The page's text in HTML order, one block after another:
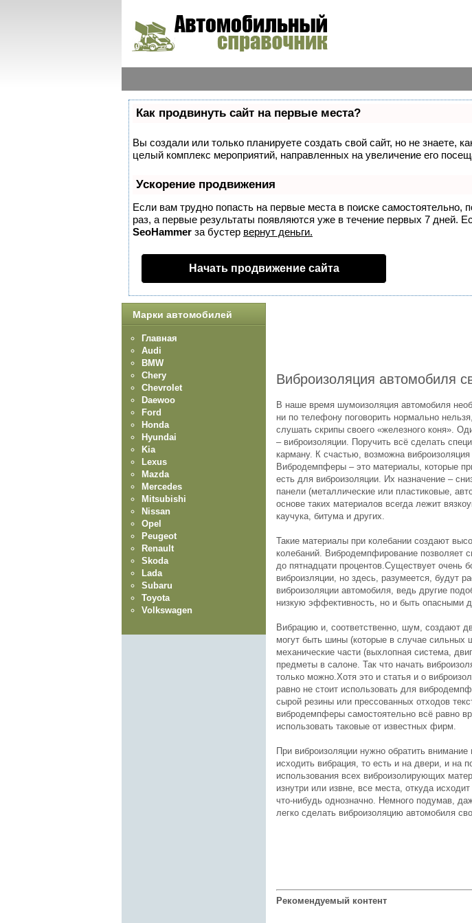
Как продвинуть сайт на первые места?
Вы создали или только планируете создать свой сайт, но не знаете,
целый комплекс мероприятий, направленных на увеличение его
Ускорение продвижения
Если вам трудно попасть на первые места в поиске самостоятельно,
раз, а первые результаты появляются уже в течение первых 7 дней.
SeoHammer за бустер вернут деньги.
Начать продвижение сайта
Виброизоляция автомобиля
В наше время шумоизоляция автомобиля
ни по телефону поговорить нормально
слушать скрипы своего «железного коня».
– виброизоляции. Поручить всё сделать
карману. К счастью, возможна
Вибродемпферы – это материалы, которые
есть для виброизоляции. Их назначение –
панели (металлические или пластиковые,
основе таких материалов всегда лежит
каучука, битума и других.
Такие материалы при колебании создают
колебаний. Вибродемпфирование позволяет
до пятнадцати процентов.Существует очень
виброизляции, но здесь, разумеется, будут
виброизоляции автомобиля, ведь другие
низкую эффективность, но и быть опасными
Вибрацию и, соответственно, шум, создают
могут быть шины (которые в случае сильных
механические части (выхлопная система,
предметы в салоне. Так что начать
только можно.Хотя это и статья и о
равно не стоит использовать для
сырой резины или прессованных отходов
вибродемпферы самостоятельно всё равно
использовать таковые от известных фирм.
При виброизоляции нужно обратить
исходить вибрация, то есть и на двери, и на
использования всех виброизолирующих
изнутри или извне, все места, откуда
что-нибудь однозначно. Немного подумав,
легко сделать виброизоляцию автомобиля
Рекомендуемый контент
Марки автомобилей
Главная
Audi
BMW
Chery
Chevrolet
Daewoo
Ford
Honda
Hyundai
Kia
Lexus
Mazda
Mercedes
Mitsubishi
Nissan
Opel
Peugeot
Renault
Skoda
Lada
Subaru
Toyota
Volkswagen